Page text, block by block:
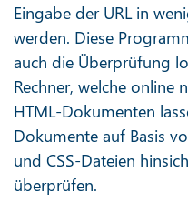
Eingabe der URL in
werden. Diese
auch die Überprüfung
Rechner, welche online
HTML-Dokumenten
Dokumente auf Basis
und CSS-Dateien
überprüfen.